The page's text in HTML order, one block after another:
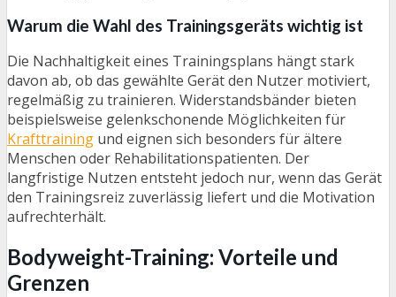
Warum die Wahl des Trainingsgeräts wichtig ist
Die Nachhaltigkeit eines Trainingsplans hängt stark
davon ab, ob das gewählte Gerät den Nutzer motiviert,
regelmäßig zu trainieren. Widerstandsbänder bieten
beispielsweise gelenkschonende Möglichkeiten für
Krafttraining und eignen sich besonders für ältere
Menschen oder Rehabilitationspatienten. Der
langfristige Nutzen entsteht jedoch nur, wenn das Gerät
den Trainingsreiz zuverlässig liefert und die Motivation
aufrechterhält.
Bodyweight-Training: Vorteile und
Grenzen